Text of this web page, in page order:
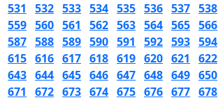
531 532 533 534 535 536 537 538
559 560 561 562 563 564 565 566
587 588 589 590 591 592 593 594
615 616 617 618 619 620 621 622
643 644 645 646 647 648 649 650
671 672 673 674 675 676 677 678